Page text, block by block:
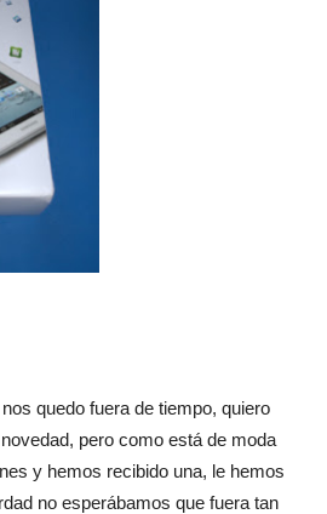
quedo fuera de tiempo, quiero
pero como está de moda
y hemos recibido una, le hemos
no esperábamos que fuera tan